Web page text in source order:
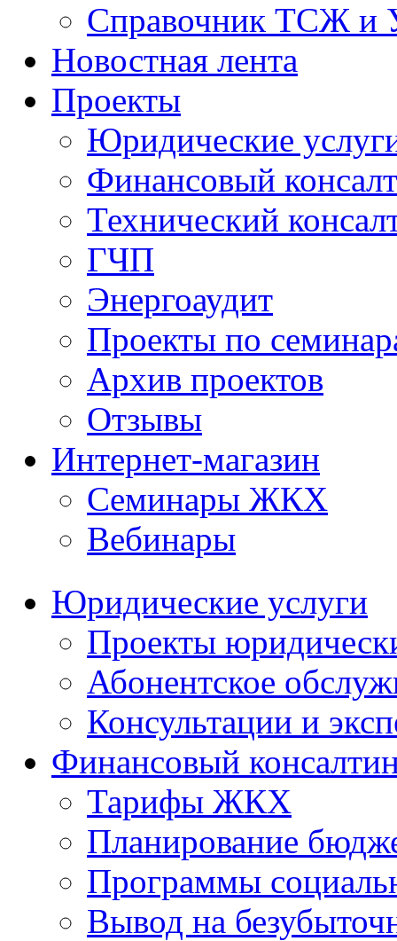
Справочник ТСЖ и
Новостная лента
Проекты
Юридические
Финансовый
Технический
ГЧП
Энергоаудит
Проекты по
Архив проектов
Отзывы
Интернет-магазин
Семинары ЖКХ
Вебинары
Юридические услуги
Проекты
Абонентское
Консультации и
Финансовый
Тарифы ЖКХ
Планирование
Программы
Вывод на